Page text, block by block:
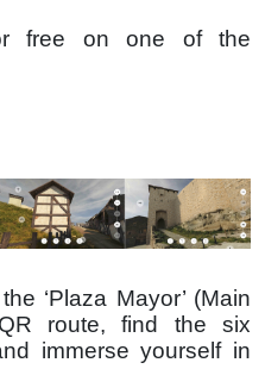
free on one of the
‘Plaza Mayor’ (Main
route, find the six
immerse yourself in